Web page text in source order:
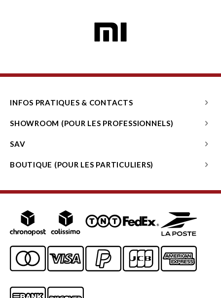
INFOS PRATIQUES & CONTACTS
SHOWROOM (POUR LES PROFESSIONNELS)
SAV
BOUTIQUE (POUR LES PARTICULIERS)